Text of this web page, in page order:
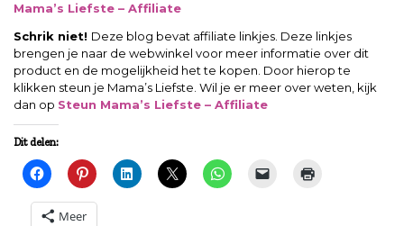
Mama’s Liefste – Affiliate
Schrik niet! Deze blog bevat affiliate linkjes. Deze linkjes
brengen je naar de webwinkel voor meer informatie over dit
product en de mogelijkheid het te kopen. Door hierop te
klikken steun je Mama’s Liefste. Wil je er meer over weten, kijk
dan op Steun Mama’s Liefste – Affiliate
Dit delen:
Meer